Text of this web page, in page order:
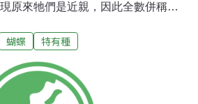
原來牠們是近親，因此全數併稱
了本書，遍訪各國博物館一睹在台
紫斑蝶標本 日方友人當小禮物送出
誌》最終卷，整理出台灣蛺蝶科共
蝴蝶 特有種